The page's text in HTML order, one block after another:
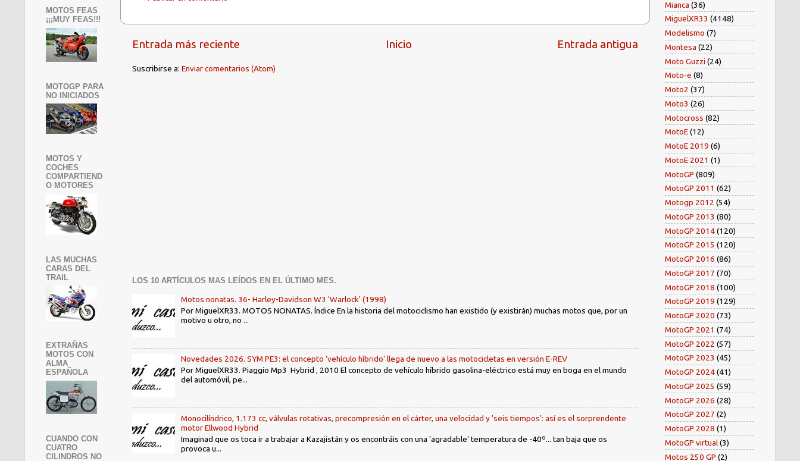
Entrada más reciente Entrada antigua
Inicio
Suscribirse a: Enviar comentarios (Atom)
LOS 10 ARTÍCULOS MAS LEÍDOS EN EL ÚLTIMO MES.
Motos nonatas. 36- Harley-Davidson W3 'Warlock' (1998)
Por MiguelXR33. MOTOS NONATAS. Índice En la historia del motociclismo han existido (y existirán) muchas motos que, por un
motivo u otro, no ...
Novedades 2026. SYM PE3: el concepto 'vehículo híbrido' llega de nuevo a las motocicletas en versión E-REV
Por MiguelXR33. Piaggio Mp3 Hybrid , 2010 El concepto de vehículo híbrido gasolina-eléctrico está muy en boga en el mundo
del automóvil, pe...
Monocilíndrico, 1.173 cc, válvulas rotativas, precompresión en el cárter, una velocidad y 'seis tiempos': así es el sorprendente
motor Ellwood Hybrid
Imaginad que os toca ir a trabajar a Kazajistán y os encontráis con una 'agradable' temperatura de -40º... tan baja que os
provoca u...
MOTOS FEAS
¡¡¡MUY FEAS!!!
MOTOGP PARA
NO INICIADOS
MOTOS Y
COCHES
COMPARTIEND
O MOTORES
LAS MUCHAS
CARAS DEL
TRAIL
EXTRAÑAS
MOTOS CON
ALMA
ESPAÑOLA
CUANDO CON
CUATRO
CILINDROS NO
Mianca (36)
MiguelXR33 (4148)
Modelismo (7)
Montesa (22)
Moto Guzzi (24)
Moto-e (8)
Moto2 (37)
Moto3 (26)
Motocross (82)
MotoE(12)
MotoE 2019 (6)
MotoE 2021 (1)
MotoGP (809)
MotoGP 2011 (62)
Motogp 2012 (54)
MotoGP 2013 (80)
MotoGP 2014(120)
MotoGP 2015 (120)
MotoGP 2016 (86)
MotoGP 2017 (70)
MotoGP 2018 (100)
MotoGP 2019 (129)
MotoGP 2020 (73)
MotoGP 2021 (74)
MotoGP 2022 (57)
MotoGP 2023 (45)
MotoGP 2024(41)
MotoGP 2025 (59)
MotoGP 2026 (28)
MotoGP 2027 (2)
MotoGP 2028 (1)
MotoGP virtual(3)
Motos 250 GP (2)